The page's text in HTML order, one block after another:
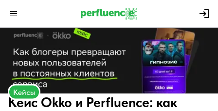
Кейсы
Кейс Okko и Perfluence: как